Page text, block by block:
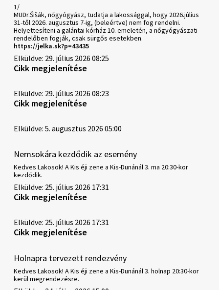
1/
MUDr.Šišák, nőgyógyász, tudatja a lakossággal, hogy 2026.július
31-től 2026. augusztus 7-ig, (beleértve) nem fog rendelni.
Helyettesíteni a galántai kórház 10. emeletén, a nőgyógyászati
rendelőben fogják, csak sürgős esetekben.
https://jelka.sk?p=43435
Elküldve: 29. július 2026 08:25
Cikk megjelenítése
Elküldve: 29. július 2026 08:23
Cikk megjelenítése
Elküldve: 5. augusztus 2026 05:00
Nemsokára kezdődik az esemény
Kedves Lakosok! A Kis éji zene a Kis-Dunánál 3. ma 20:30-kor
kezdődik.
Elküldve: 25. július 2026 17:31
Cikk megjelenítése
Elküldve: 25. július 2026 17:31
Cikk megjelenítése
Holnapra tervezett rendezvény
Kedves Lakosok! A Kis éji zene a Kis-Dunánál 3. holnap 20:30-kor
kerül megrendezésre.